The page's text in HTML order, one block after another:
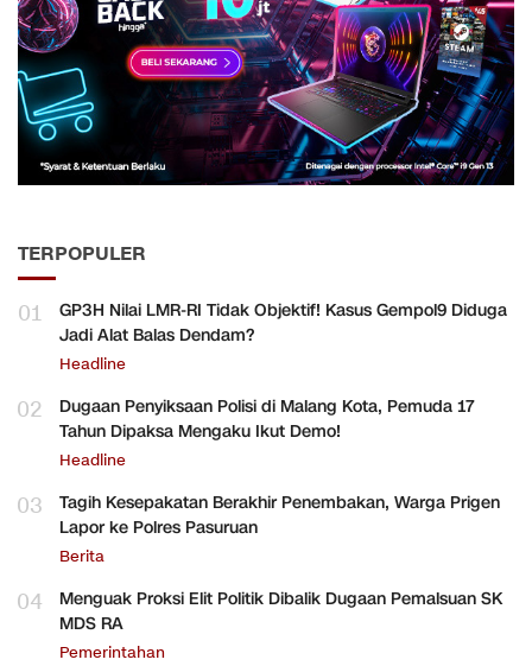
TERPOPULER
01
GP3H Nilai LMR-RI Tidak Objektif! Kasus Gempol9 Diduga
Jadi Alat Balas Dendam?
Headline
02
Dugaan Penyiksaan Polisi di Malang Kota, Pemuda 17
Tahun Dipaksa Mengaku Ikut Demo!
Headline
03
Tagih Kesepakatan Berakhir Penembakan, Warga Prigen
Lapor ke Polres Pasuruan
Berita
04
Menguak Proksi Elit Politik Dibalik Dugaan Pemalsuan SK
MDS RA
Pemerintahan